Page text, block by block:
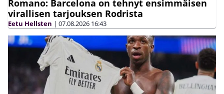
Romano: Barcelona on tehnyt ensimmäisen
virallisen tarjouksen Rodrista
Eetu Hellsten | 07.08.2026 16:43